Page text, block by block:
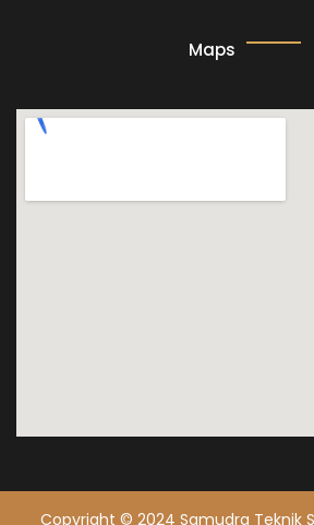
Maps
Copyright © 2024 Samudra Teknik